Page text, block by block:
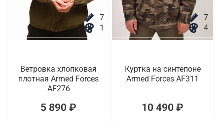
7
1
Ветровка хлопковая
плотная Armed Forces
AF276
5 890 ₽
7
4
Куртка на синтепоне
Armed Forces AF311
10 490 ₽